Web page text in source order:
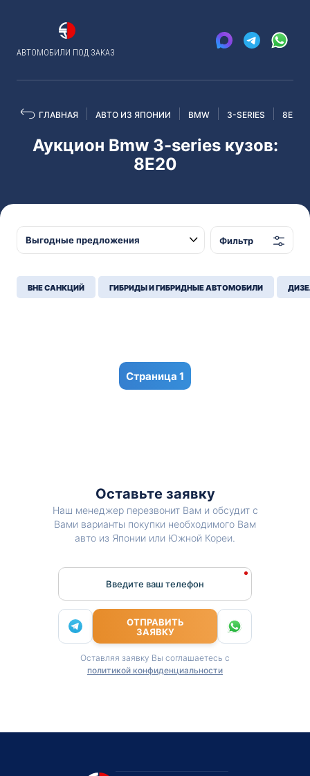
АВТОМОБИЛИ ПОД ЗАКАЗ
ГЛАВНАЯ АВТО ИЗ ЯПОНИИ BMW 3-SERIES 8E20
Аукцион Bmw 3-series кузов:
8E20
Фильтр
ВНЕ САНКЦИЙ ГИБРИДЫ И ГИБРИДНЫЕ АВТОМОБИЛИ
1
Оставьте заявку
Наш менеджер перезвонит Вам и обсудит с
Вами варианты покупки необходимого Вам
авто из Японии или Южной Кореи.
Введите ваш телефон
ОТПРАВИТЬ
ЗАЯВКУ
Оставляя заявку Вы соглашаетесь с
политикой конфиденциальности